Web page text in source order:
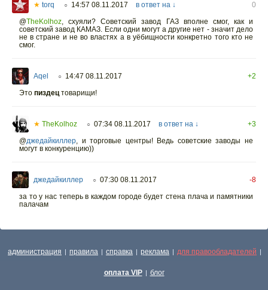
★ torq ○ 14:57 08.11.2017 в ответ на ↓
0
@TheKolhoz,схуяли? Советский завод ГАЗ вполне смог, как и
советский завод КАМАЗ. Если одни могут а другие нет - значит дело
не в стране и не во властях а в уёбищности конкретно того кто не
смог.
Aqel ○ 14:47 08.11.2017
+2
Это пиздецтоварищи!
★ TheKolhoz ○ 07:34 08.11.2017 в ответ на ↓
+3
@джедайкиллер, и торговые центры! Ведь советские заводы не
могут в конкуренцию))
джедайкиллер ○ 07:30 08.11.2017
-8
за то у нас теперь в каждом городе будет стена плача и памятники
палачам
администрация | правила | справка | реклама | для правообладателей |
оплата VIP | блог